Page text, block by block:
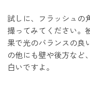
試しに、フラッシュの
撮ってみてください。
果で光のバランスの良
の他にも壁や後方など
白いですよ。